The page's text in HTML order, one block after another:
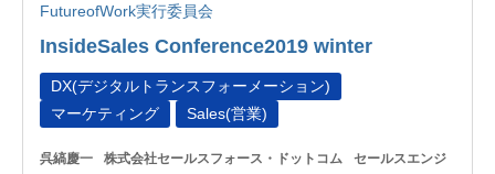
FutureofWork実行委員会
InsideSales Conference2019 winter
DX(デジタルトランスフォーメーション)
マーケティング
Sales(営業)
呉縞慶一 株式会社セールスフォース・ドットコム
セールスエンジ